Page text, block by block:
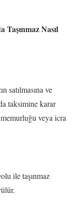
Taşınmaz Nasıl
satılmasına ve
taksimine karar
veya icra
ile taşınmaz